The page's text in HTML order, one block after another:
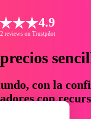
4.9
reviews on Trustpilot
con la
con